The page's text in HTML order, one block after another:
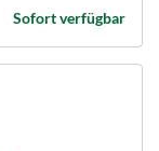
Sofort verfügbar